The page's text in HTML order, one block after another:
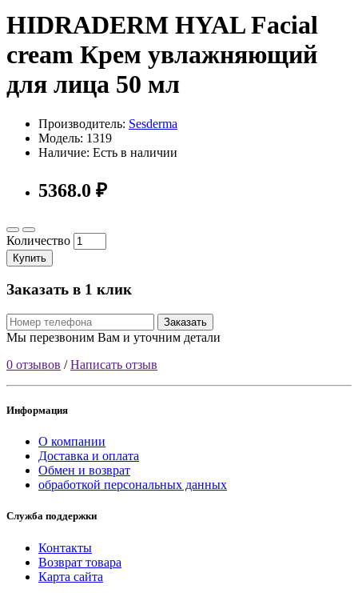
HIDRADERM HYAL Facial
cream Крем увлажняющий
для лица 50 мл
Производитель: Sesderma
Модель: 1319
Наличие: Есть в наличии
5368.0 ₽
Количество
Купить
Заказать в 1 клик
Заказать
Мы перезвоним Вам и уточним детали
0 отзывов /Написать отзыв
Информация
О компании
Доставка и оплата
Обмен и возврат
обработкой персональных данных
Служба поддержки
Контакты
Возврат товара
Карта сайта